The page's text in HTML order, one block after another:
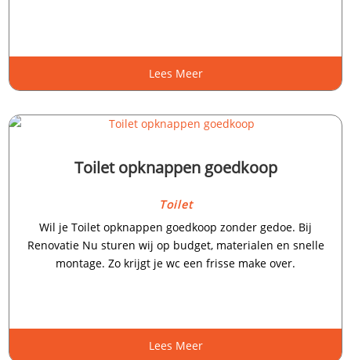
Lees Meer
Toilet opknappen goedkoop
Toilet
Wil je Toilet opknappen goedkoop zonder gedoe.​ Bij
Renovatie Nu sturen wij op budget, materialen en snelle
montage.​ Zo krijgt je wc een frisse make over.​
Lees Meer